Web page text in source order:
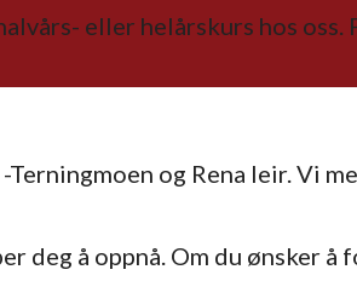
eller helårskurs hos oss.
og Rena leir. Vi
deg å oppnå. Om du ønsker å